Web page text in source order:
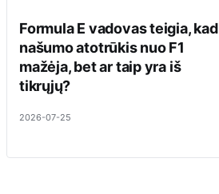
Formula E vadovas teigia, kad
našumo atotrūkis nuo F1
mažėja, bet ar taip yra iš
tikrųjų?
2026-07-25